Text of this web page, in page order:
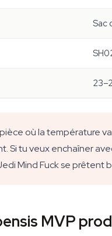
Sac
où la température
Si tu veux enchaîner
Mind Fuck se prêtent
MVP